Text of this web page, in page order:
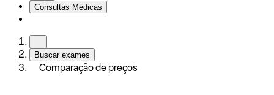
Consultas Médicas
Buscar exames
Comparação de preços